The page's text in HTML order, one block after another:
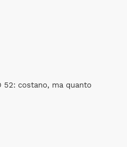
52: costano, ma quanto